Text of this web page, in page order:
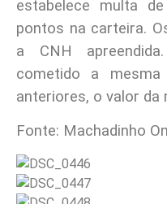
estabelece multa
pontos na carteira.
a CNH
cometido a
anteriores, o valor da
Fonte: Machadinho